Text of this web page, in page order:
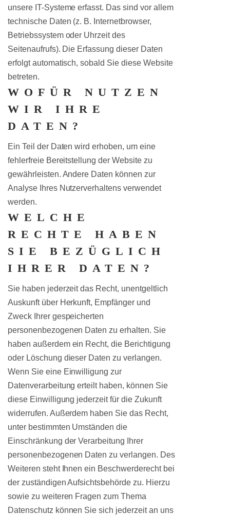
unsere IT-Systeme erfasst. Das sind vor allem
technische Daten (z. B. Internetbrowser,
Betriebssystem oder Uhrzeit des
Seitenaufrufs). Die Erfassung dieser Daten
erfolgt automatisch, sobald Sie diese Website
betreten.
WOFÜR NUTZEN
WIR IHRE
DATEN?
Ein Teil der Daten wird erhoben, um eine
fehlerfreie Bereitstellung der Website zu
gewährleisten. Andere Daten können zur
Analyse Ihres Nutzerverhaltens verwendet
werden.
WELCHE
RECHTE HABEN
SIE BEZÜGLICH
IHRER DATEN?
Sie haben jederzeit das Recht, unentgeltlich
Auskunft über Herkunft, Empfänger und
Zweck Ihrer gespeicherten
personenbezogenen Daten zu erhalten. Sie
haben außerdem ein Recht, die Berichtigung
oder Löschung dieser Daten zu verlangen.
Wenn Sie eine Einwilligung zur
Datenverarbeitung erteilt haben, können Sie
diese Einwilligung jederzeit für die Zukunft
widerrufen. Außerdem haben Sie das Recht,
unter bestimmten Umständen die
Einschränkung der Verarbeitung Ihrer
personenbezogenen Daten zu verlangen. Des
Weiteren steht Ihnen ein Beschwerderecht bei
der zuständigen Aufsichtsbehörde zu. Hierzu
sowie zu weiteren Fragen zum Thema
Datenschutz können Sie sich jederzeit an uns